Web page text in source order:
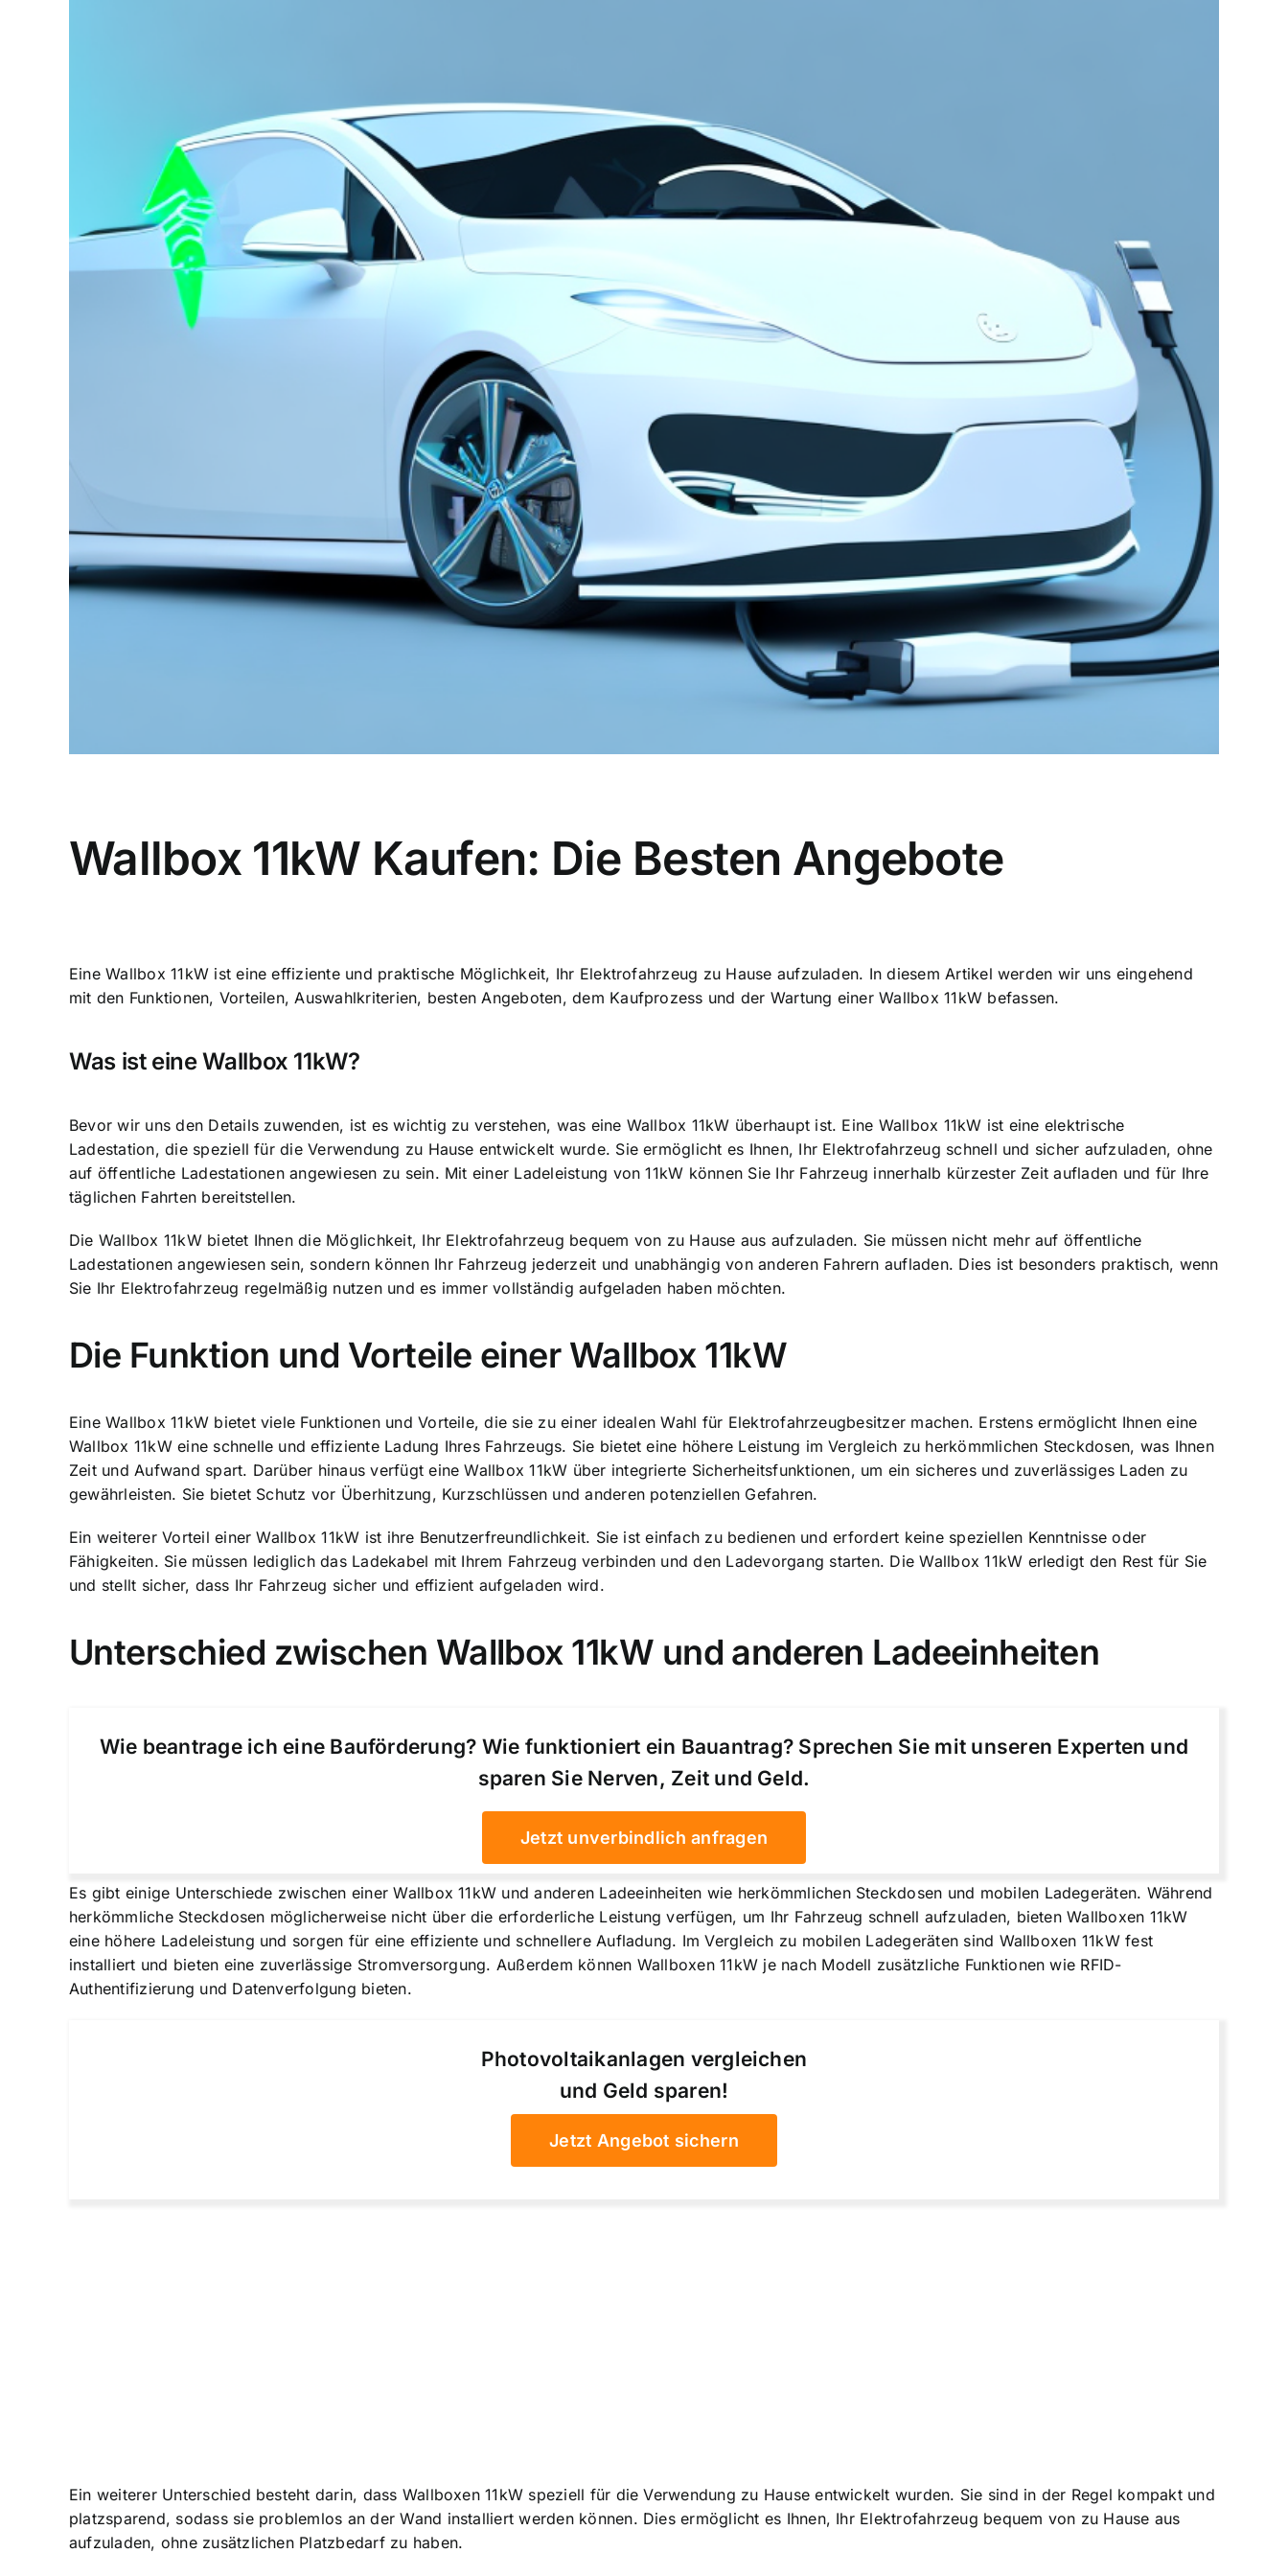
Wallbox 11kW Kaufen: Die Besten Angebote
Eine Wallbox 11kW ist eine effiziente und praktische Möglichkeit, Ihr Elektrofahrzeug zu Hause aufzuladen. In diesem Artikel werden wir uns eingehend
mit den Funktionen, Vorteilen, Auswahlkriterien, besten Angeboten, dem Kaufprozess und der Wartung einer Wallbox 11kW befassen.
Was ist eine Wallbox 11kW?
Bevor wir uns den Details zuwenden, ist es wichtig zu verstehen, was eine Wallbox 11kW überhaupt ist. Eine Wallbox 11kW ist eine elektrische
Ladestation, die speziell für die Verwendung zu Hause entwickelt wurde. Sie ermöglicht es Ihnen, Ihr Elektrofahrzeug schnell und sicher aufzuladen, ohne
auf öffentliche Ladestationen angewiesen zu sein. Mit einer Ladeleistung von 11kW können Sie Ihr Fahrzeug innerhalb kürzester Zeit aufladen und für Ihre
täglichen Fahrten bereitstellen.
Die Wallbox 11kW bietet Ihnen die Möglichkeit, Ihr Elektrofahrzeug bequem von zu Hause aus aufzuladen. Sie müssen nicht mehr auf öffentliche
Ladestationen angewiesen sein, sondern können Ihr Fahrzeug jederzeit und unabhängig von anderen Fahrern aufladen. Dies ist besonders praktisch, wenn
Sie Ihr Elektrofahrzeug regelmäßig nutzen und es immer vollständig aufgeladen haben möchten.
Die Funktion und Vorteile einer Wallbox 11kW
Eine Wallbox 11kW bietet viele Funktionen und Vorteile, die sie zu einer idealen Wahl für Elektrofahrzeugbesitzer machen. Erstens ermöglicht Ihnen eine
Wallbox 11kW eine schnelle und effiziente Ladung Ihres Fahrzeugs. Sie bietet eine höhere Leistung im Vergleich zu herkömmlichen Steckdosen, was Ihnen
Zeit und Aufwand spart. Darüber hinaus verfügt eine Wallbox 11kW über integrierte Sicherheitsfunktionen, um ein sicheres und zuverlässiges Laden zu
gewährleisten. Sie bietet Schutz vor Überhitzung, Kurzschlüssen und anderen potenziellen Gefahren.
Ein weiterer Vorteil einer Wallbox 11kW ist ihre Benutzerfreundlichkeit. Sie ist einfach zu bedienen und erfordert keine speziellen Kenntnisse oder
Fähigkeiten. Sie müssen lediglich das Ladekabel mit Ihrem Fahrzeug verbinden und den Ladevorgang starten. Die Wallbox 11kW erledigt den Rest für Sie
und stellt sicher, dass Ihr Fahrzeug sicher und effizient aufgeladen wird.
Unterschied zwischen Wallbox 11kW und anderen Ladeeinheiten
Wie beantrage ich eine Bauförderung? Wie funktioniert ein Bauantrag? Sprechen Sie mit unseren Experten und
sparen Sie Nerven, Zeit und Geld.
Jetzt unverbindlich anfragen
Es gibt einige Unterschiede zwischen einer Wallbox 11kW und anderen Ladeeinheiten wie herkömmlichen Steckdosen und mobilen Ladegeräten. Während
herkömmliche Steckdosen möglicherweise nicht über die erforderliche Leistung verfügen, um Ihr Fahrzeug schnell aufzuladen, bieten Wallboxen 11kW
eine höhere Ladeleistung und sorgen für eine effiziente und schnellere Aufladung. Im Vergleich zu mobilen Ladegeräten sind Wallboxen 11kW fest
installiert und bieten eine zuverlässige Stromversorgung. Außerdem können Wallboxen 11kW je nach Modell zusätzliche Funktionen wie RFID-
Authentifizierung und Datenverfolgung bieten.
Photovoltaikanlagen vergleichen
und Geld sparen!
Jetzt Angebot sichern
Ein weiterer Unterschied besteht darin, dass Wallboxen 11kW speziell für die Verwendung zu Hause entwickelt wurden. Sie sind in der Regel kompakt und
platzsparend, sodass sie problemlos an der Wand installiert werden können. Dies ermöglicht es Ihnen, Ihr Elektrofahrzeug bequem von zu Hause aus
aufzuladen, ohne zusätzlichen Platzbedarf zu haben.